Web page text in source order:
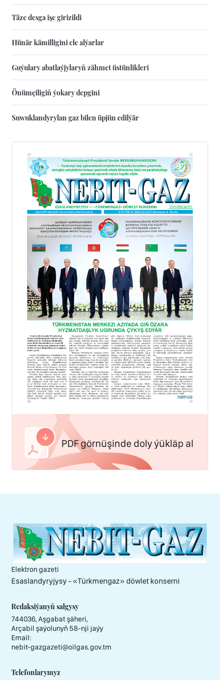
Täze desga işe girizildi
Hünär kämilligini ele alýarlar
Guýulary abatlaýjylaryň zähmet üstünlikleri
Önümçiligiň ýokary depgini
Suwuklandyrylan gaz bilen üpjün edilýär
PDF görnüşinde doly ýükläp al
Elektron gazeti
Esaslandyryjysy - «Тürkmengaz» döwlet konserni
Redaksiýanyň salgysy
744036, Aşgabat şäheri,
Arçabil şaýolunyň 58-nji jaýy
Email:
nebit-gazgazeti@oilgas.gov.tm
Telefonlarymyz